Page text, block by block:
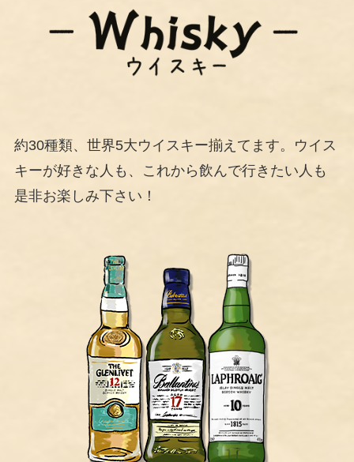
約30種類、世界5大ウイスキー揃えてます。ウイス
キーが好きな人も、これから飲んで行きたい人も
是非お楽しみ下さい！